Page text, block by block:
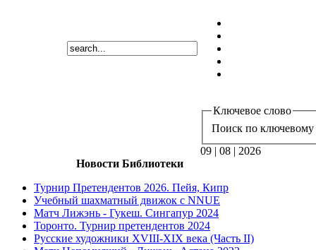
Ключевое слово
Поиск по ключевому
09 | 08 | 2026
Новости Библиотеки
Турнир Претендентов 2026. Пейя, Кипр
Учебный шахматный движок с NNUE
Матч Лижэнь - Гукеш. Сингапур 2024
Торонто. Турнир претендентов 2024
Русские художники XVIII-XIX века (Часть II)